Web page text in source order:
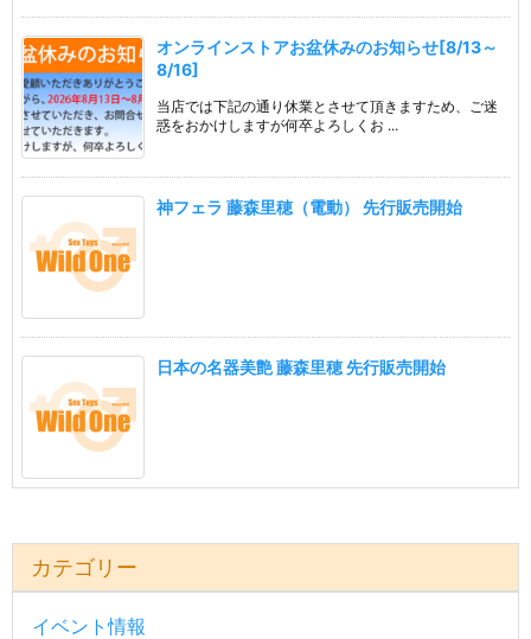
オンラインストアお盆休みのお知らせ[8/13～
8/16]
当店では下記の通り休業とさせて頂きますため、ご迷
惑をおかけしますが何卒よろしくお ...
神フェラ 藤森里穂（電動） 先行販売開始
日本の名器美艶 藤森里穂 先行販売開始
カテゴリー
イベント情報